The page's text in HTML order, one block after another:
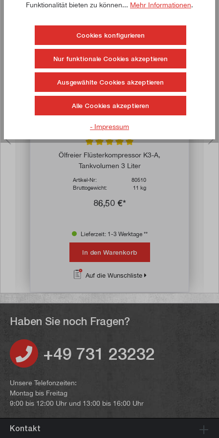
TIPP!
Durchschnittliche Bewertung von 5 von 5
Ölfreier Flüsterkompressor K3-A,
Tankvolumen 3 Liter
Artikel-Nr:
80510
Bruttogewicht:
11 kg
86,50 €*
Jetzt kaufen!
Lieferzeit: 1-3 Werktage **
In den Warenkorb
Auf die Wunschliste
Haben Sie noch Fragen?
+49 731 23232
Unsere Telefonzeiten:
Montag bis Freitag
9:00 bis 12:00 Uhr und 13:00 bis 16:00 Uhr
Kontakt
Funktionalität bieten zu können... Mehr Informationen.
Cookies konfigurieren
Nur funktionale Cookies akzeptieren
Ausgewählte Cookies akzeptieren
Alle Cookies akzeptieren
- Impressum